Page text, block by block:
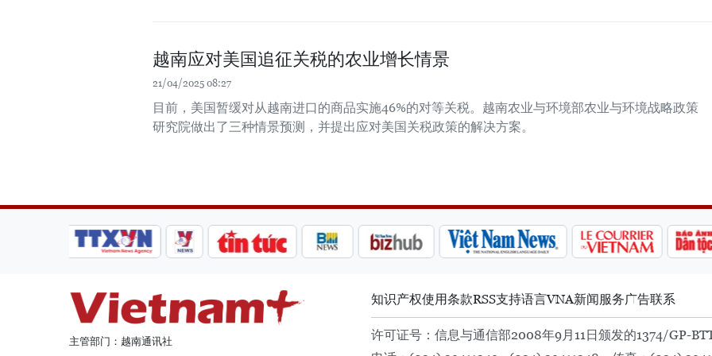
越南应对美国追征关税的农业增长情景
21/04/2025 08:27
目前，美国暂缓对从越南进口的商品实施46%的对等关税。越南农业与环境部农业与环境战略政策
研究院做出了三种情景预测，并提出应对美国关税政策的解决方案。
主管部门：越南通讯社
知识产权使用条款RSS支持语言VNA新闻服务广告联系
许可证号：信息与通信部2008年9月11日颁发的1374/GP-